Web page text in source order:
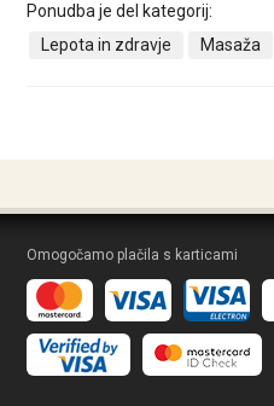
Ponudba je del kategorij:
Lepota in zdravje
Masaža
Omogočamo plačila s karticami